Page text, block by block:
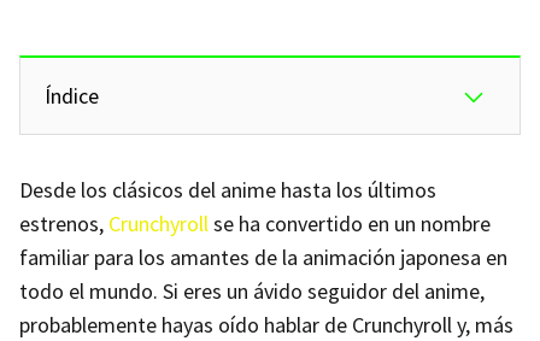
Índice
Desde los clásicos del anime hasta los últimos
estrenos, Crunchyrollse ha convertido en un nombre
familiar para los amantes de la animación japonesa en
todo el mundo. Si eres un ávido seguidor del anime,
probablemente hayas oído hablar de Crunchyroll y, más